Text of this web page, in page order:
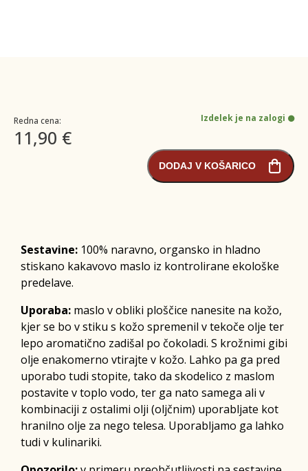
Redna cena:
11,90 €
Izdelek je na zalogi
DODAJ V KOŠARICO
Sestavine: 100% naravno, organsko in hladno
stiskano kakavovo maslo iz kontrolirane ekološke
predelave.
Uporaba: maslo v obliki ploščice nanesite na kožo,
kjer se bo v stiku s kožo spremenil v tekoče olje ter
lepo aromatično zadišal po čokoladi. S krožnimi gibi
olje enakomerno vtirajte v kožo. Lahko pa ga pred
uporabo tudi stopite, tako da skodelico z maslom
postavite v toplo vodo, ter ga nato samega ali v
kombinaciji z ostalimi olji (oljčnim) uporabljate kot
hranilno olje za nego telesa. Uporabljamo ga lahko
tudi v kulinariki.